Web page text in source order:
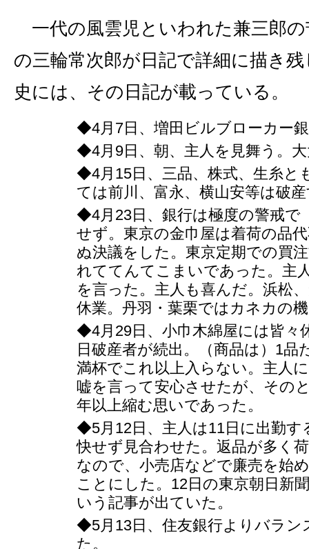
一代の風雲児といわれた兼三郎
の三輪常次郎が日記で詳細に描き
史には、その日記が載っている。
◆4月7日、増田ビルブローカー
◆4月9日、朝、主人を見舞う。
◆4月15日、三品、株式、生糸と
ては前川、富永、横山安等は破
◆4月23日、銀行は極度の警戒で
せず。東京の金巾屋は着荷の品
ぬ決議をした。東京定期での買
れててんてこまいであった。主
を言った。主人も喜んだ。浜松
休業。丹羽・葉栗ではカネカの
◆4月29日、小巾木綿屋には皆々
日破産者が続出。（商品は）1品
満杯でこれ以上入らない。主人
嘘を言って安心させたが、その
年以上縮む思いであった。
◆5月12日、主人は11日に出勤す
快せず見合わせた。返品が多く
なので、小売店などで廉売を始
ことにした。12日の東京朝日新
いう記事が出ていた。
◆5月13日、住友銀行よりバラン
た。